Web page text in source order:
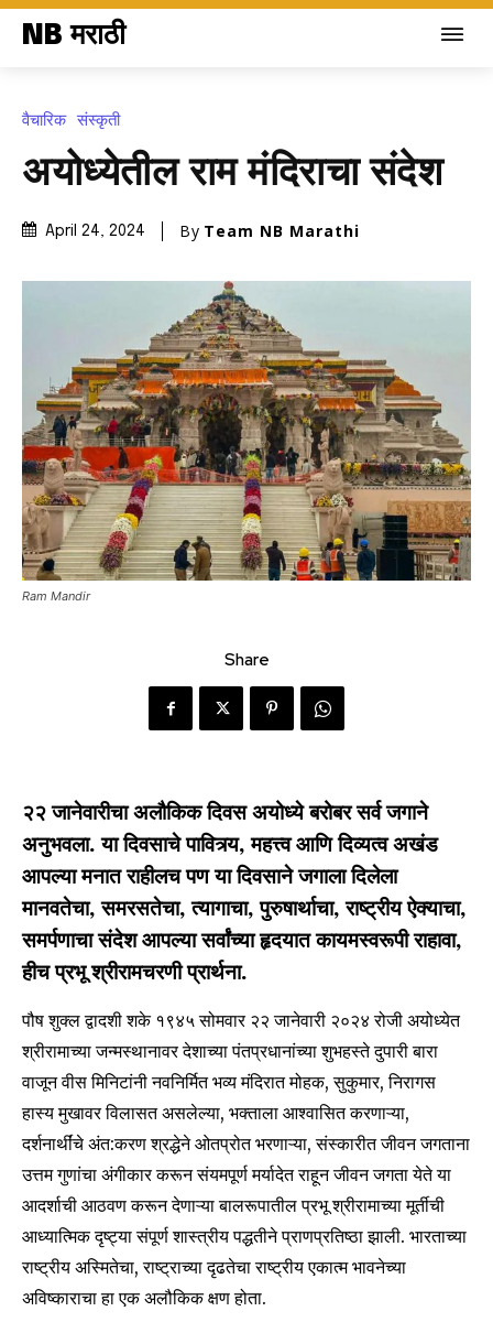
NB मराठी
वैचारिक संस्कृती
अयोध्येतील राम मंदिराचा संदेश
April 24, 2024 By Team NB Marathi
Ram Mandir
Share
२२ जानेवारीचा अलौकिक दिवस अयोध्ये बरोबर सर्व जगाने
अनुभवला. या दिवसाचे पावित्र्य, महत्त्व आणि दिव्यत्व अखंड
आपल्या मनात राहीलच पण या दिवसाने जगाला दिलेला
मानवतेचा, समरसतेचा, त्यागाचा, पुरुषार्थाचा, राष्ट्रीय ऐक्याचा,
समर्पणाचा संदेश आपल्या सर्वांच्या हृदयात कायमस्वरूपी राहावा,
हीच प्रभू श्रीरामचरणी प्रार्थना.
पौष शुक्ल द्वादशी शके १९४५ सोमवार २२ जानेवारी २०२४ रोजी अयोध्येत
श्रीरामाच्या जन्मस्थानावर देशाच्या पंतप्रधानांच्या शुभहस्ते दुपारी बारा
वाजून वीस मिनिटांनी नवनिर्मित भव्य मंदिरात मोहक, सुकुमार, निरागस
हास्य मुखावर विलासत असलेल्या, भक्ताला आश्वासित करणाऱ्या,
दर्शनार्थींचे अंत:करण श्रद्धेने ओतप्रोत भरणाऱ्या, संस्कारीत जीवन जगताना
उत्तम गुणांचा अंगीकार करून संयमपूर्ण मर्यादेत राहून जीवन जगता येते या
आदर्शाची आठवण करून देणाऱ्या बालरूपातील प्रभू श्रीरामाच्या मूर्तीची
आध्यात्मिक दृष्ट्या संपूर्ण शास्त्रीय पद्धतीने प्राणप्रतिष्ठा झाली. भारताच्या
राष्ट्रीय अस्मितेचा, राष्ट्राच्या दृढतेचा राष्ट्रीय एकात्म भावनेच्या
अविष्काराचा हा एक अलौकिक क्षण होता.